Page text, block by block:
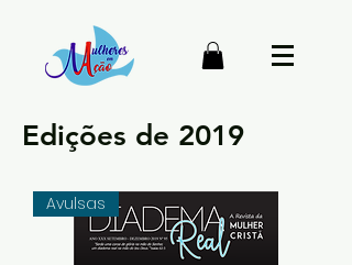
Edições de 2019
Avulsas